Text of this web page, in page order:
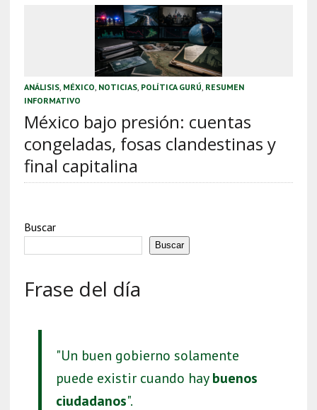
ANÁLISIS, MÉXICO NOTICIAS, POLÍTICA GURÚ RESUMEN
INFORMATIVO
México bajo presión: cuentas
congeladas, fosas clandestinas y
final capitalina
Buscar
Buscar
Frase del día
"Un buen gobierno solamente
puede existir cuando haybuenos
ciudadanos".